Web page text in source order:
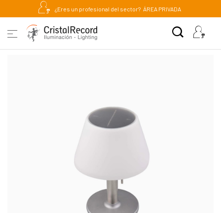
¿Eres un profesional del sector? ÁREA PRIVADA